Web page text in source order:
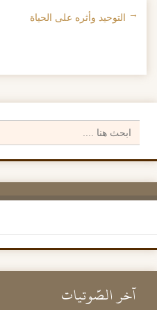
تصفح الإدراجات
← التوحيد وأثره على الحياة
for:
Search Button
آخر الصَّوتيات